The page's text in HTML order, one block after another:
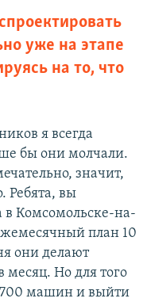
уже на этапе
на то, что
я всегда
бы они молчали.
значит,
Ребята, вы
в Комсомольске-на-
план 10
они делают
месяц. Но для того
машин и выйти